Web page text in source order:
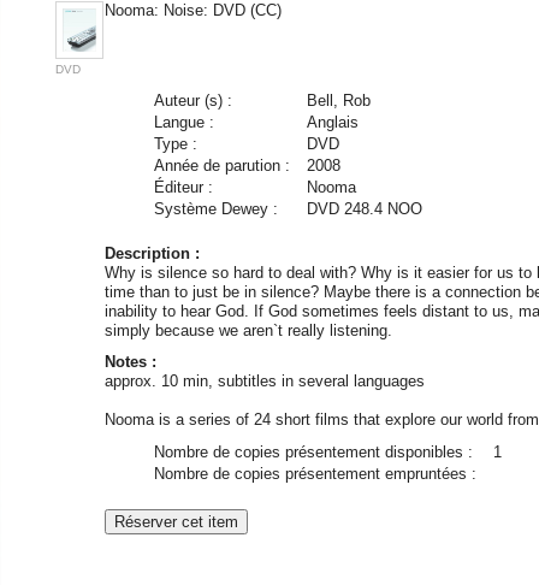
DVD
Nooma: Noise: DVD (CC)
Auteur (s) :
Bell, Rob
Langue :
Anglais
Type :
DVD
Année de parution :
2008
Éditeur :
Nooma
Système Dewey :
DVD 248.4 NOO
Description :
Why is silence so hard to deal with? Why is it easier for us
time than to just be in silence? Maybe there is a connection
inability to hear God. If God sometimes feels distant to us,
simply because we aren`t really listening.
Notes :
approx. 10 min, subtitles in several languages
Nooma is a series of 24 short films that explore our world
Nombre de copies présentement disponibles :
1
Nombre de copies présentement empruntées :